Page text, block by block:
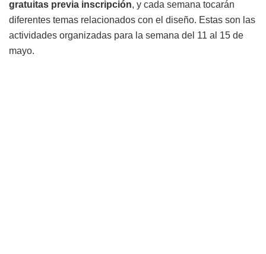
gratuitas previa inscripción, y cada semana tocarán
diferentes temas relacionados con el diseño. Estas son las
actividades organizadas para la semana del 11 al 15 de
mayo.